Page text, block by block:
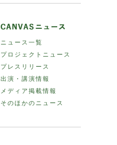
ニュース一覧
プロジェクトニュース
プレスリリース
出演・講演情報
メディア掲載情報
そのほかのニュース